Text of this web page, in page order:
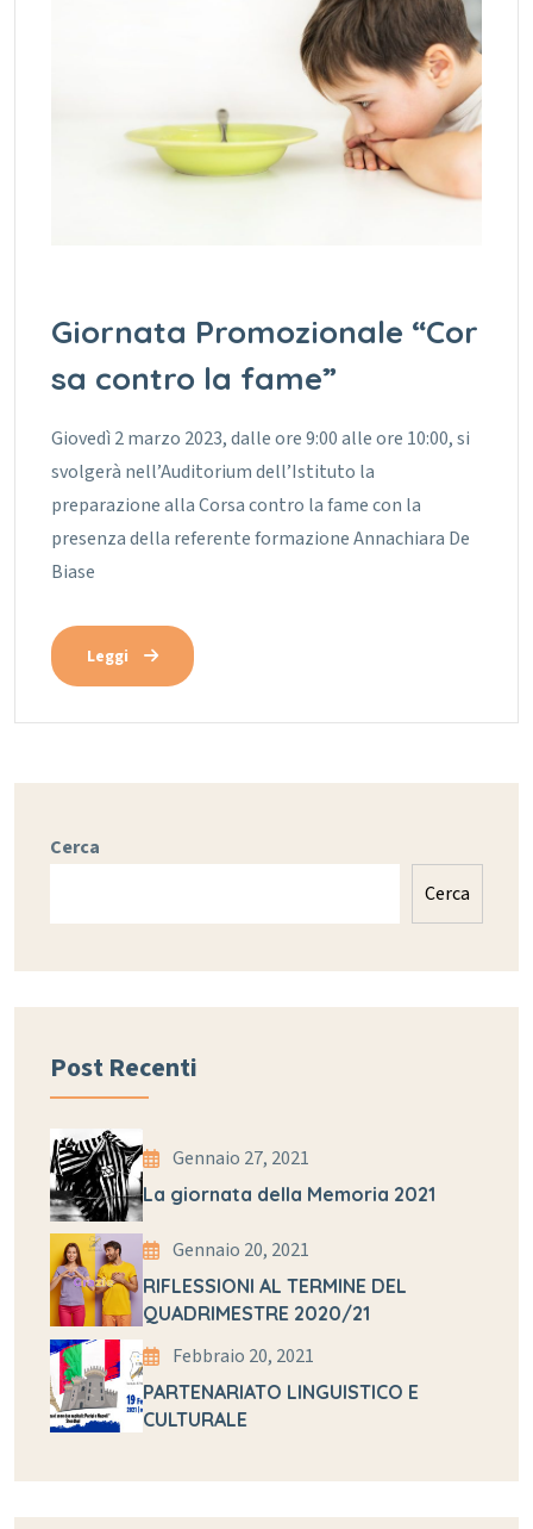
Giornata Promozionale “Cor
sa contro la fame”
Giovedì 2 marzo 2023, dalle ore 9:00 alle ore 10:00, si
svolgerà nell’Auditorium dell’Istituto la
preparazione alla Corsa contro la fame con la
presenza della referente formazione Annachiara De
Biase
Leggi
Cerca
Cerca
Post Recenti
Gennaio 27, 2021
La giornata della Memoria 2021
Gennaio 20, 2021
RIFLESSIONI AL TERMINE DEL
QUADRIMESTRE 2020/21
Febbraio 20, 2021
PARTENARIATO LINGUISTICO E
CULTURALE